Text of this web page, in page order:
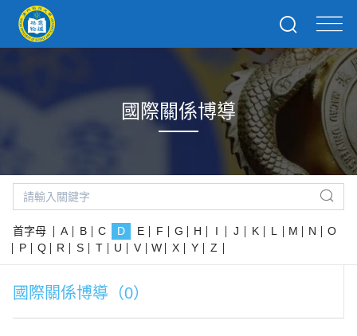
國際關係博導
首字母 A B C D E F G H I J K L M N
O
P
Q R S T U V W X Y Z
國際關係博導（0）